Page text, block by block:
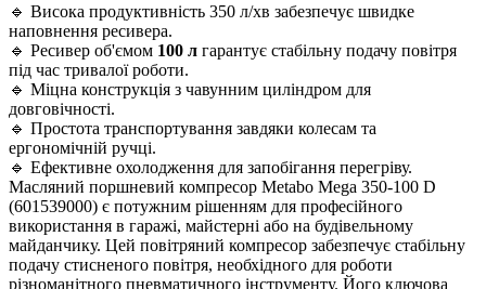
🔹 Висока продуктивність 350 л/хв забезпечує швидке
наповнення ресивера.
🔹 Ресивер об'ємом 100 л гарантує стабільну подачу повітря
під час тривалої роботи.
🔹 Міцна конструкція з чавунним циліндром для
довговічності.
🔹 Простота транспортування завдяки колесам та
ергономічній ручці.
🔹 Ефективне охолодження для запобігання перегріву.
Масляний поршневий компресор Metabo Mega 350-100 D
(601539000) є потужним рішенням для професійного
використання в гаражі, майстерні або на будівельному
майданчику. Цей повітряний компресор забезпечує стабільну
подачу стисненого повітря, необхідного для роботи
різноманітного пневматичного інструменту. Його ключова